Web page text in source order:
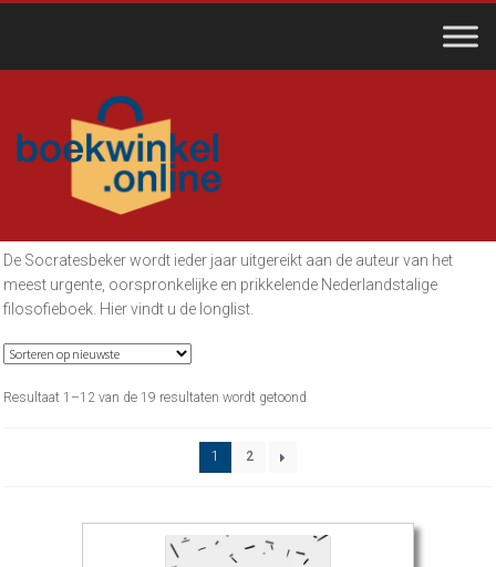
door
naar
De Socratesbeker wordt ieder jaar uitgereikt aan de auteur van het
meest urgente, oorspronkelijke en prikkelende Nederlandstalige
filosofieboek. Hier vindt u de longlist.
Resultaat 1–12 van de 19 resultaten wordt getoond
1
2